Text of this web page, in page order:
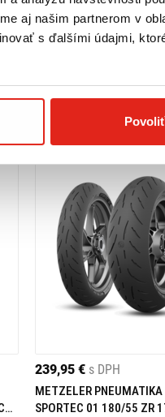
aj našim partnerom v
s ďalšími údajmi,
počasí a
ZR 17 M/C (73W) TL REAR
- Doprava
Rezervovať na
239,95 € s DPH
METZELER PNEUMATIKA
SPORTEC 01 180/55 ZR